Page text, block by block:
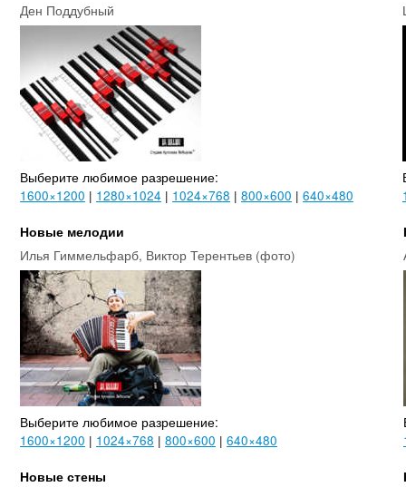
Ден Поддубный
Выберите любимое разрешение:
1600×1200 | 1280×1024 | 1024×768 | 800×600 | 640×480
Новые мелодии
Илья Гиммельфарб, Виктор Терентьев (фото)
Выберите любимое разрешение:
1600×1200 | 1024×768 | 800×600 | 640×480
Новые стены